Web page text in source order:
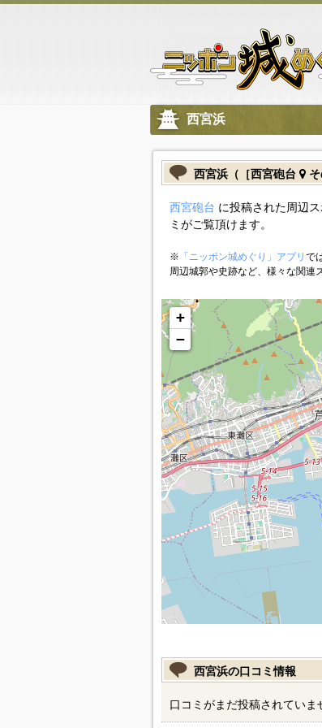
西宮浜
西宮浜（［西宮砲台 そ
西宮砲台 に投稿された周辺
ミがご覧頂けます。
※ 「ニッポン城めぐり」アプリ で
周辺城郭や史跡など、様々な関連
+
−
西宮浜の口コミ情報
口コミがまだ投稿されていま